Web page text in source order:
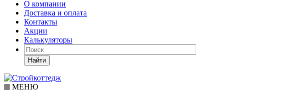
О компании
Доставка и оплата
Контакты
Акции
Калькуляторы
Найти
МЕНЮ